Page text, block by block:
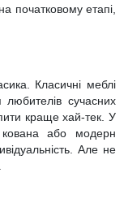
початковому етапі,
Класичні меблі
сучасних
краще хай-тек. У
кована або модерн
Але не